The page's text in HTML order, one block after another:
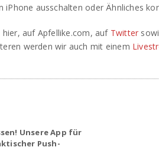
iPhone ausschalten oder Ähnliches
hier, auf Apfellike.com, auf Twitter
werden wir auch mit einem
Unsere App für
Push-